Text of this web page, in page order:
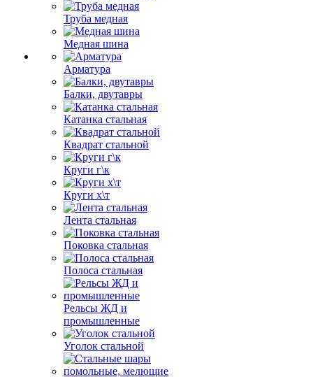
Труба медная
Медная шина
Арматура
Балки, двутавры
Катанка стальная
Квадрат стальной
Круги г\к
Круги х\т
Лента стальная
Поковка стальная
Полоса стальная
Рельсы ЖД и
промышленные
Уголок стальной